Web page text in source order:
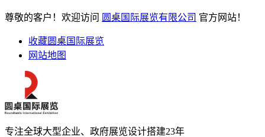
尊敬的客户！欢迎访问 圆桌国际展览有限公司 官方网站！
收藏圆桌国际展览
网站地图
专注全球大型企业、政府展览设计搭建23年